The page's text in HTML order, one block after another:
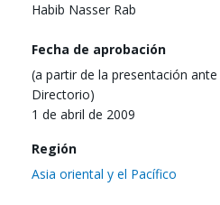
Habib Nasser Rab
Fecha de aprobación
(a partir de la presentación ante
Directorio)
1 de abril de 2009
Región
Asia oriental y el Pacífico